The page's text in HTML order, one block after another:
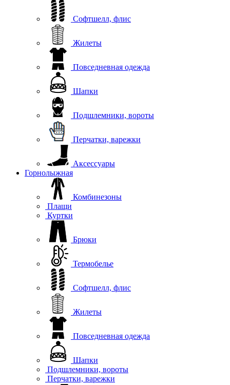
Софтшелл, флис
Жилеты
Повседневная одежда
Шапки
Подшлемники, вороты
Перчатки, варежки
Аксессуары
Горнолыжная
Комбинезоны
Плащи
Куртки
Брюки
Термобелье
Софтшелл, флис
Жилеты
Повседневная одежда
Шапки
Подшлемники, вороты
Перчатки, варежки